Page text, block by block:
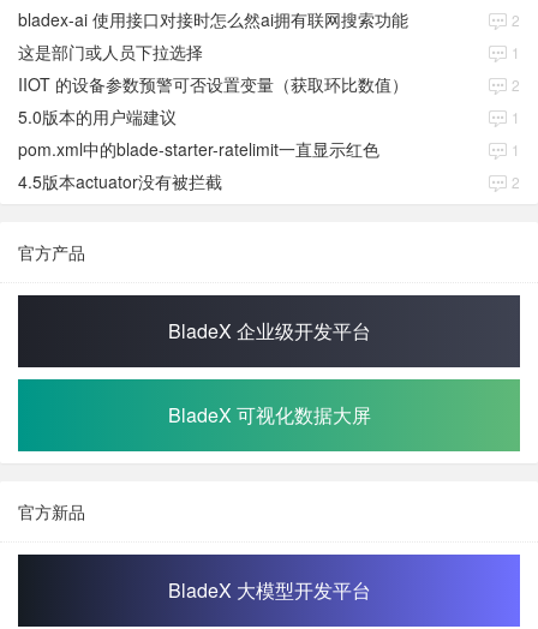
bladex-ai 使用接口对接时怎么然ai拥有联网搜索功能 2
这是部门或人员下拉选择 1
IIOT 的设备参数预警可否设置变量（获取环比数值） 2
5.0版本的用户端建议 1
pom.xml中的blade-starter-ratelimit一直显示红色 1
4.5版本actuator没有被拦截 2
官方产品
BladeX 企业级开发平台
BladeX 可视化数据大屏
官方新品
BladeX 大模型开发平台